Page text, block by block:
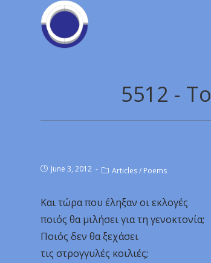
5512 -
June 3, 2012 Articles/ Poems
Και τώρα που έληξαν οι εκλογές
ποιός θα μιλήσει για τη γενοκτονία;
Ποιός δεν θα ξεχάσει
τις στρογγυλές κοιλιές;